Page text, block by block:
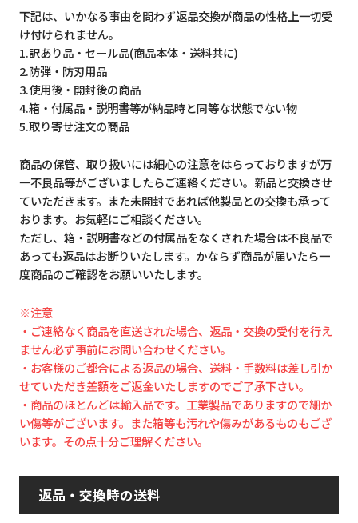
下記は、いかなる事由を問わず返品交換が商品の性格上一切受
け付けられません。
1.訳あり品・セール品(商品本体・送料共に)
2.防弾・防刃用品
3.使用後・開封後の商品
4.箱・付属品・説明書等が納品時と同等な状態でない物
5.取り寄せ注文の商品
商品の保管、取り扱いには細心の注意をはらっておりますが万
一不良品等がございましたらご連絡ください。新品と交換させ
ていただきます。また未開封であれば他製品との交換も承って
おります。お気軽にご相談ください。
ただし、箱・説明書などの付属品をなくされた場合は不良品で
あっても返品はお断りいたします。かならず商品が届いたら一
度商品のご確認をお願いいたします。
※注意
・ご連絡なく商品を直送された場合、返品・交換の受付を行え
ません必ず事前にお問い合わせください。
・お客様のご都合による返品の場合、送料・手数料は差し引か
せていただき差額をご返金いたしますのでご了承下さい。
・商品のほとんどは輸入品です。工業製品でありますので細か
い傷等がございます。また箱等も汚れや傷みがあるものもござ
います。その点十分ご理解ください。
返品・交換時の送料